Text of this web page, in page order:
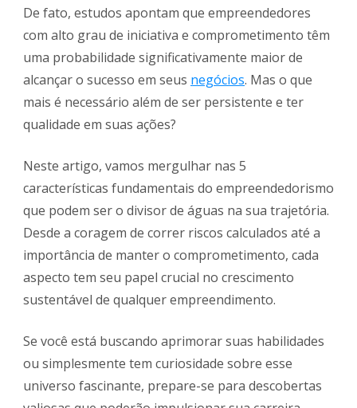
De fato, estudos apontam que empreendedores
com alto grau de iniciativa e comprometimento têm
uma probabilidade significativamente maior de
alcançar o sucesso em seus negócios. Mas o que
mais é necessário além de ser persistente e ter
qualidade em suas ações?
Neste artigo, vamos mergulhar nas 5
características fundamentais do empreendedorismo
que podem ser o divisor de águas na sua trajetória.
Desde a coragem de correr riscos calculados até a
importância de manter o comprometimento, cada
aspecto tem seu papel crucial no crescimento
sustentável de qualquer empreendimento.
Se você está buscando aprimorar suas habilidades
ou simplesmente tem curiosidade sobre esse
universo fascinante, prepare-se para descobertas